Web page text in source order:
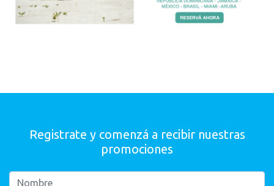
Registrate y comenzá a recibir nuestras
promociones